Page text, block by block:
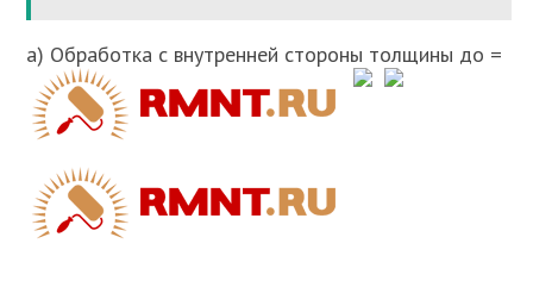
а) Обработка с внутренней стороны толщины до =